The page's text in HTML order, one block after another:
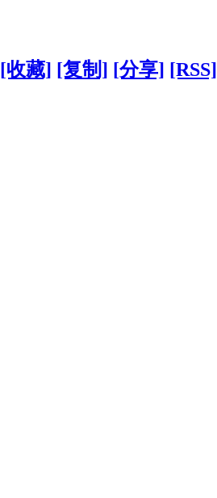
[收藏] [复制] [分享] [RSS]